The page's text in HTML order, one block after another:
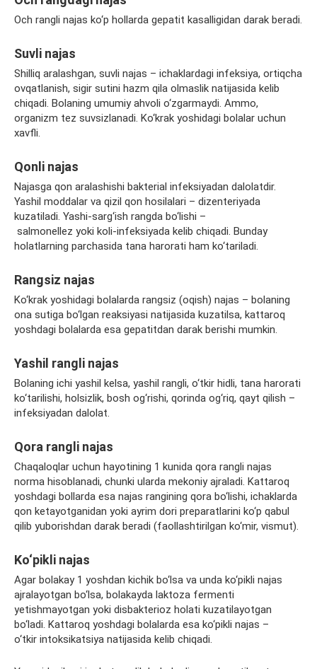
Och rangli najas ko‘p hollarda gepatit kasalligidan darak beradi.
Suvli najas
Shilliq aralashgan, suvli najas – ichaklardagi infeksiya, ortiqcha
ovqatlanish, sigir sutini hazm qila olmaslik natijasida kelib
chiqadi. Bolaning umumiy ahvoli o‘zgarmaydi. Ammo,
organizm tez suvsizlanadi. Ko‘krak yoshidagi bolalar uchun
xavfli.
Qonli najas
Najasga qon aralashishi bakterial infeksiyadan dalolatdir.
Yashil moddalar va qizil qon hosilalari – dizenteriyada
kuzatiladi. Yashi-sarg‘ish rangda bo‘lishi –
salmonellez yoki koli-infeksiyada kelib chiqadi. Bunday
holatlarning parchasida tana harorati ham ko‘tariladi.
Rangsiz najas
Ko‘krak yoshidagi bolalarda rangsiz (oqish) najas – bolaning
ona sutiga bo‘lgan reaksiyasi natijasida kuzatilsa, kattaroq
yoshdagi bolalarda esa gepatitdan darak berishi mumkin.
Yashil rangli najas
Bolaning ichi yashil kelsa, yashil rangli, o‘tkir hidli, tana harorati
ko‘tarilishi, holsizlik, bosh og‘rishi, qorinda og‘riq, qayt qilish –
infeksiyadan dalolat.
Qora rangli najas
Chaqaloqlar uchun hayotining 1 kunida qora rangli najas
norma hisoblanadi, chunki ularda mekoniy ajraladi. Kattaroq
yoshdagi bollarda esa najas rangining qora bo‘lishi, ichaklarda
qon ketayotganidan yoki ayrim dori preparatlarini ko‘p qabul
qilib yuborishdan darak beradi (faollashtirilgan ko‘mir, vismut).
Ko‘pikli najas
Agar bolakay 1 yoshdan kichik bo‘lsa va unda ko‘pikli najas
ajralayotgan bo‘lsa, bolakayda laktoza fermenti
yetishmayotgan yoki disbakterioz holati kuzatilayotgan
bo‘ladi. Kattaroq yoshdagi bolalarda esa ko‘pikli najas –
o‘tkir intoksikatsiya natijasida kelib chiqadi.